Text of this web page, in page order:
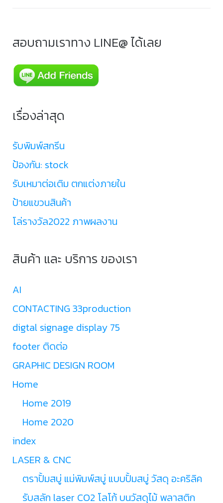
สอบถามเราทาง LINE@ ได้เลย
เรื่องล่าสุด
รับพิมพ์สกรีน
ป้องกัน: stock
รับเหมาต่อเติม ตกแต่งภายใน
ป้ายแขวนสินค้า
โล่รางวัล2022 ภาพผลงาน
สินค้า และ บริการ ของเรา
AI
CONTACTING 33production
digtal signage display 75
footer ติดต่อ
GRAPHIC DESIGN ROOM
Home
Home 2019
Home 2020
index
LASER & CNC
ตราปั้มสบู่ แม่พิมพ์สบู่ แบบปั้มสบู่ วัสดุ อะคริลิค
รับสลัก laser CO2 โลโก้ บนวัสดุไม้ พลาสติก